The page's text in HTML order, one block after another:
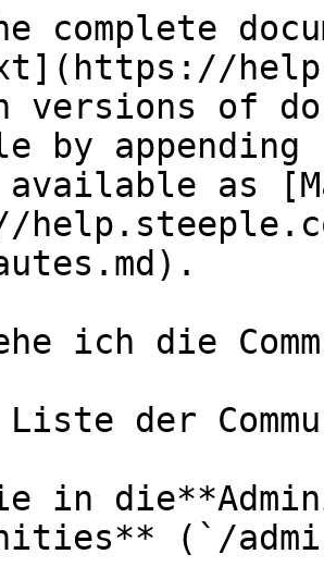
complete
versions of
by
as
ich die
der
in
(`/